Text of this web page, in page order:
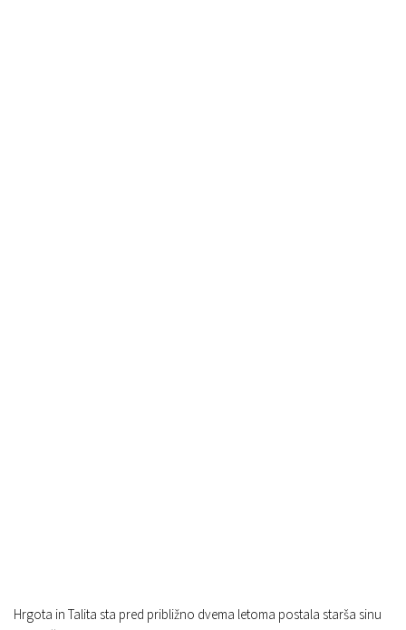
Hrgota in Talita sta pred približno dvema letoma postala starša sinu